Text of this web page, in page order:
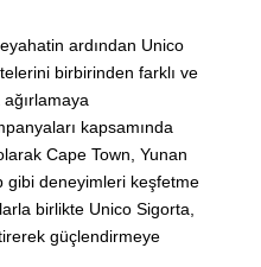
ardından Unico
birbirinden farklı ve
kapsamında
Cape Town, Yunan
gibi deneyimleri keşfetme
birlikte Unico Sigorta,
güçlendirmeye